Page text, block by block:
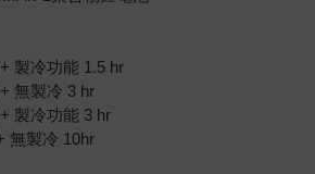
製冷功能 1.5 hr
無製冷 3 hr
製冷功能 3 hr
無製冷 10hr